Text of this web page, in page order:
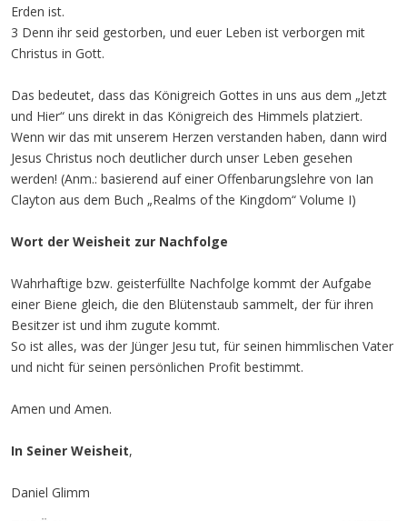
Erden ist.
3 Denn ihr seid gestorben, und euer Leben ist verborgen mit
Christus in Gott.
Das bedeutet, dass das Königreich Gottes in uns aus dem „Jetzt
und Hier“ uns direkt in das Königreich des Himmels platziert.
Wenn wir das mit unserem Herzen verstanden haben, dann wird
Jesus Christus noch deutlicher durch unser Leben gesehen
werden! (Anm.: basierend auf einer Offenbarungslehre von Ian
Clayton aus dem Buch „Realms of the Kingdom“ Volume I)
Wort der Weisheit zur Nachfolge
Wahrhaftige bzw. geisterfüllte Nachfolge kommt der Aufgabe
einer Biene gleich, die den Blütenstaub sammelt, der für ihren
Besitzer ist und ihm zugute kommt.
So ist alles, was der Jünger Jesu tut, für seinen himmlischen Vater
und nicht für seinen persönlichen Profit bestimmt.
Amen und Amen.
In Seiner Weisheit,
Daniel Glimm